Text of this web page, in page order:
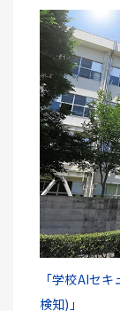
「学校AIセ
検知)」